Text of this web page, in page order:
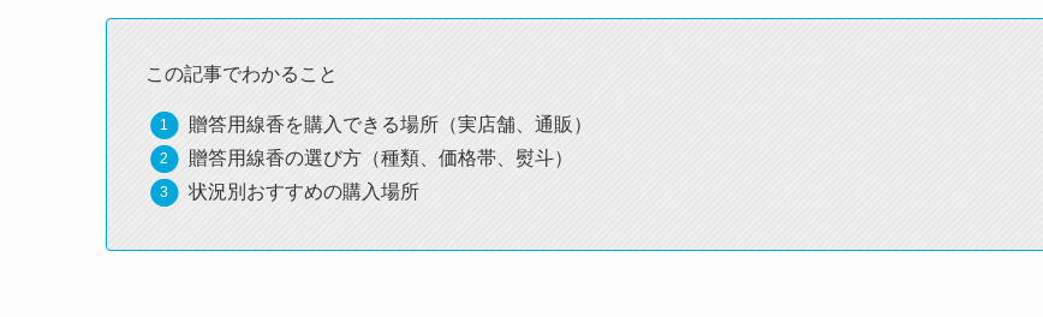
この記事でわかること
贈答用線香を購入できる場所（実店舗、通販）
贈答用線香の選び方（種類、価格帯、熨斗）
状況別おすすめの購入場所